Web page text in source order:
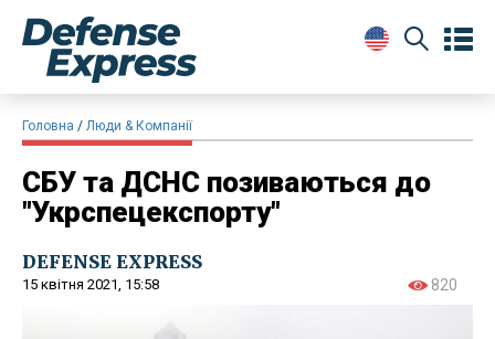
Головна Люди & Компанії
СБУ та ДСНС позиваються до
"Укрспецекспорту"
DEFENSE EXPRESS
15 квітня 2021, 15:58 820